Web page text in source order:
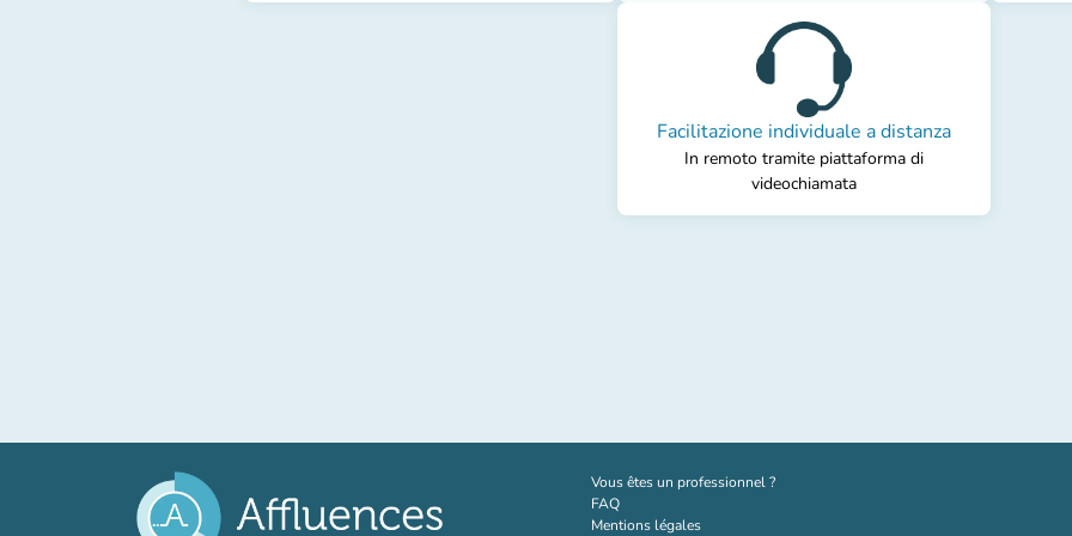
Facilitazione individuale a distanza
In remoto tramite piattaforma di
videochiamata
Vous êtes un professionnel ?(nouvel onglet)
FAQ
Mentions légales